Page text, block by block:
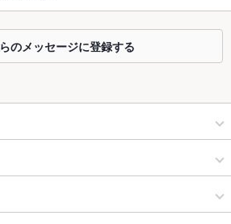
たつはございません。
のメッセージに登録する